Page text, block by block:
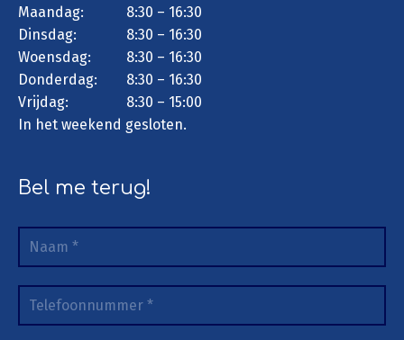
Maandag:
8:30 – 16:30
Dinsdag:
8:30 – 16:30
Woensdag:
8:30 – 16:30
Donderdag:
8:30 – 16:30
Vrijdag:
8:30 – 15:00
In het weekend gesloten.
Bel me terug!